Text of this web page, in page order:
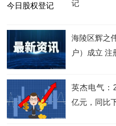
记
海陵区辉之
户）成立 注
英杰电气：
亿元，同比